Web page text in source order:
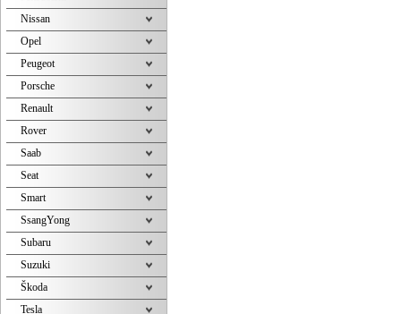
Nissan
Opel
Peugeot
Porsche
Renault
Rover
Saab
Seat
Smart
SsangYong
Subaru
Suzuki
Škoda
Tesla